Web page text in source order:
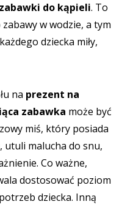
zabawki do kąpieli. To
w wodzie, a tym
dziecka miły,
na prezent na
zabawka może być
miś, który posiada
utuli malucha do snu,
Co ważne,
dostosować poziom
dziecka. Inną